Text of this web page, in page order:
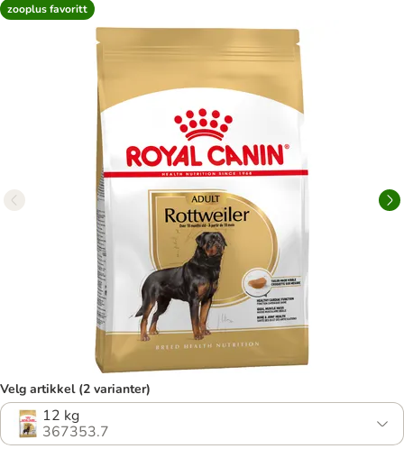
zooplus favoritt
Velg artikkel (2 varianter)
12 kg
367353.7